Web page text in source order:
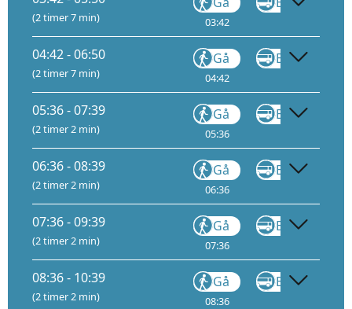
(2 timer 7 min) 03:42
04:42 - 06:50
(2 timer 7 min)
Gå
04:42
Buss
05:36 - 07:39
(2 timer 2 min)
Gå
05:36
Buss
06:36 - 08:39
(2 timer 2 min)
Gå
06:36
Buss
07:36 - 09:39
(2 timer 2 min)
Gå
07:36
Buss
08:36 - 10:39
(2 timer 2 min)
Gå
08:36
Buss